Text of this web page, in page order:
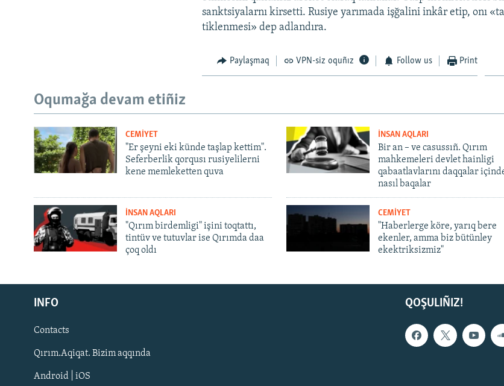
Русский
Українською
QOŞULIÑIZ!
sanktsiyalarnı kirsetti. Rusiye yarımada işğalini inkâr etip, onı
tiklenmesi» dep adlandıra.
Paylaşmaq VPN-siz oquñız Follow us Print
Oqumağa devam etiñiz
CEMİYET
"Er şeyni eki künde taşlap kettim".
Seferberlik qorqusı rusiyelilerni
kene memleketten quva
İNSAN AQLARI
Bir an – ve casussıñ. Qırım
mahkemeleri devlet hainligi
qabaatlavlarını daqqalar
nasıl baqalar
İNSAN AQLARI
"Qırım birdemligi" işini toqtattı,
tintüv ve tutuvlar ise Qırımda daa
çoq oldı
CEMİYET
"Haberlerge köre, yarıq bere
ekenler, amma biz bütünley
ekektriksizmiz"
QOŞULIÑIZ!
INFO
Contacts
Qırım.Aqiqat. Bizim aqqında
Android | iOS